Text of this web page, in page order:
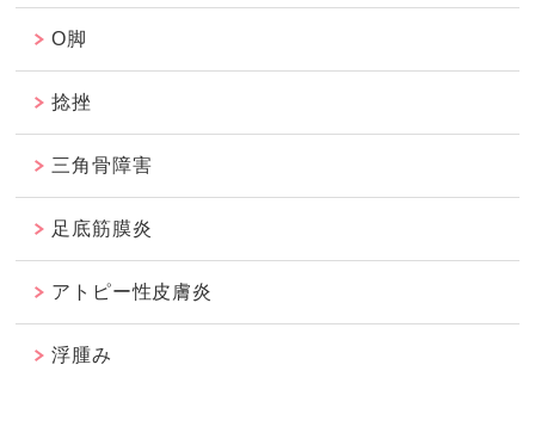
O脚
捻挫
三角骨障害
足底筋膜炎
アトピー性皮膚炎
浮腫み